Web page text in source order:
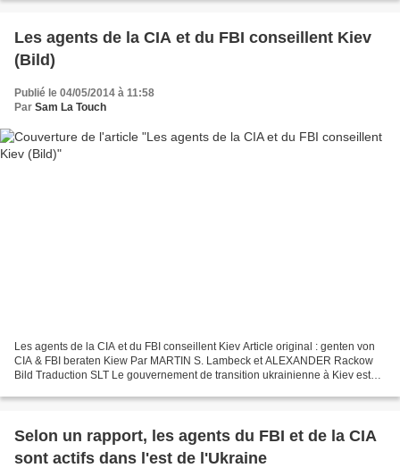
Les agents de la CIA et du FBI conseillent Kiev
(Bild)
Publié le 04/05/2014 à 11:58
Par Sam La Touch
Les agents de la CIA et du FBI conseillent Kiev Article original : genten von
CIA & FBI beraten Kiew Par MARTIN S. Lambeck et ALEXANDER Rackow
Bild Traduction SLT Le gouvernement de transition ukrainienne à Kiev est
Selon un rapport, les agents du FBI et de la CIA
sont actifs dans l'est de l'Ukraine